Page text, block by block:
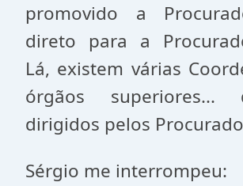
promovido a
direto para a
Lá, existem várias
órgãos
dirigidos pelos
Sérgio me interrompeu: